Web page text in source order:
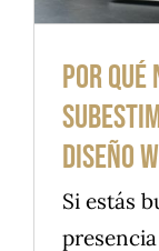
Por qué
diseño
Si estás